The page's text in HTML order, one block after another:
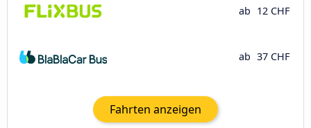
ab 12 CHF
ab 37 CHF
Fahrten anzeigen